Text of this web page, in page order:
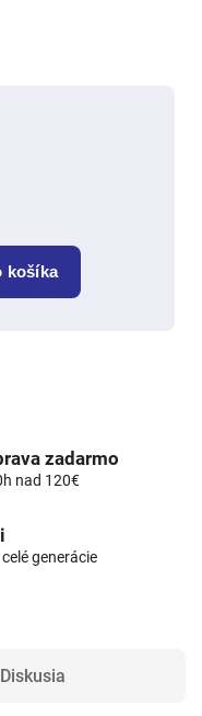
košíka
zadarmo
nad 120€
generácie
Diskusia